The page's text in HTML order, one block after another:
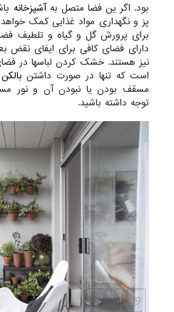
بود. اگر ین فضا متصل بهآشپزخانه
پز و نگهداری مواد غذایی کمک
برای پرورش گل و گیاه و تلطیف
دارای فضای کافی برای ایفای نقض
نیز هستند. خشک کردن لباسها در
است که تنها در صورت داشتن بالکن
مسقف بودن یا نبودن آن و نور
توجه داشته باشید.